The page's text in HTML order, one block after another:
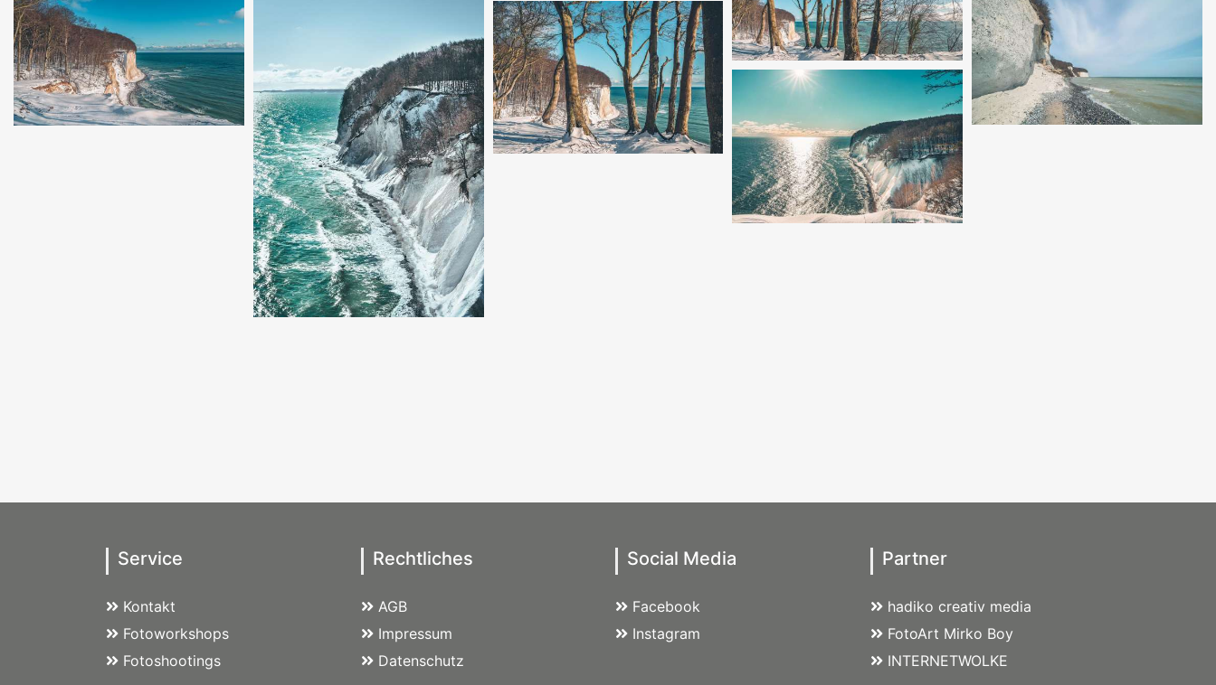
Service
Kontakt
Fotoworkshops
Fotoshootings
Rechtliches
AGB
Impressum
Datenschutz
Social Media
Facebook
Instagram
Partner
hadiko creativ media
FotoArt Mirko Boy
INTERNETWOLKE